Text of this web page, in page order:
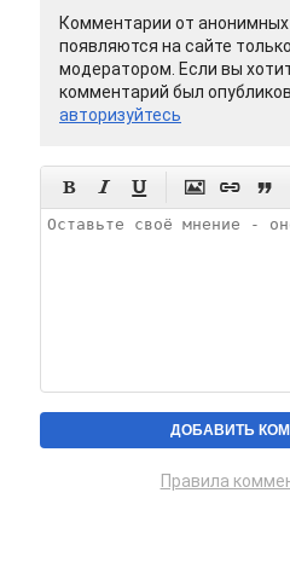
Комментарии от анонимных
появляются на сайте
модератором. Если вы
комментарий был
авторизуйтесь
     
Правила